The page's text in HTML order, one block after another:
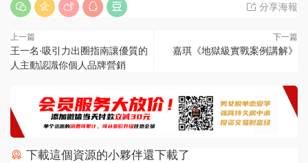
分享海報
上一篇
王一名·吸引力出圈指南讓優質的
人主動認識你個人品牌營銷
下一篇
嘉琪《地獄級實戰案例講解》
下載這個資源的小夥伴還下載了